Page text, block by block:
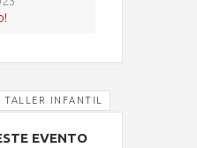
TALLER INFANTIL
EVENTO